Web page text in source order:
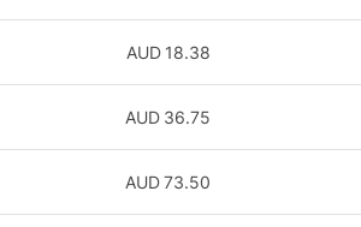
18.38
AUD
36.75
AUD
73.50
AUD